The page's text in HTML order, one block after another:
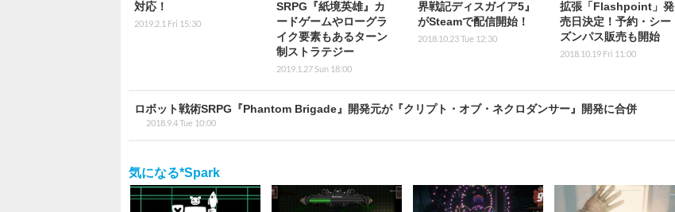
対応！
2019.2.1 Fri 15:30
SRPG『紙境英雄』カ
ードゲームやローグラ
イク要素もあるターン
制ストラテジー
2019.1.27 Sun 18:00
界戦記ディスガイア5』
がSteamで配信開始！
2018.10.23 Tue 12:30
拡張「Flashpoint」発
売日決定！予約・シー
ズンパス販売も開始
2018.10.19 Fri 11:00
ロボット戦術SRPG『Phantom Brigade』開発元が『クリプト・オブ・ネクロダンサー』開発に合併
2018.9.4 Tue 10:00
気になる*Spark